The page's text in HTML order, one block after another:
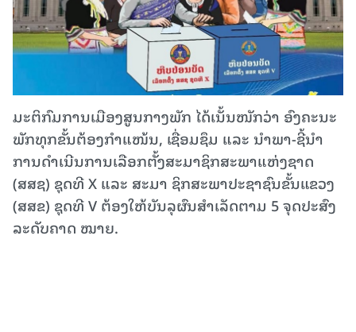
ມະຕິກົມການເມືອງສູນກາງພັກ ໄດ້ເນັ້ນໜັກວ່າ ອົງຄະນະ
ພັກທຸກຂັ້ນຕ້ອງກຳແໜ້ນ, ເຊື່ອມຊຶມ ແລະ ນໍາພາ-ຊີ້ນໍາ
ການດໍາເນີນການເລືອກຕັ້ງສະມາຊິກສະພາແຫ່ງຊາດ
(ສສຊ) ຊຸດທີ X ແລະ ສະມາ ຊິກສະພາປະຊາຊົນຂັ້ນແຂວງ
(ສສຂ) ຊຸດທີ V ຕ້ອງໃຫ້ບັນລຸຜົນສໍາເລັດຕາມ 5 ຈຸດປະສົງ
ລະດັບຄາດ ໝາຍ.